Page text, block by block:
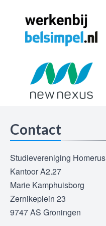
Contact
Studievereniging Homerus
Kantoor A2.27
Marie Kamphuisborg
Zernikeplein 23
9747 AS Groningen